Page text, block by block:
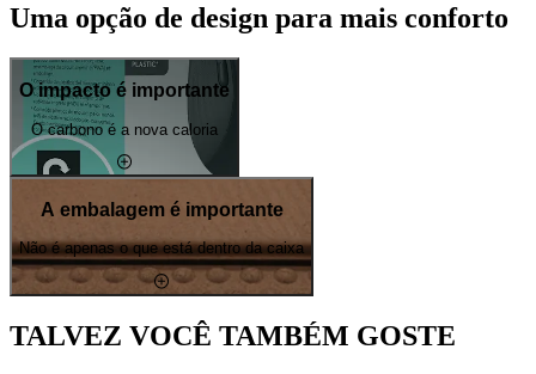
Uma opção de design para mais conforto
O impacto é importante
O carbono é a nova caloria
A embalagem é importante
Não é apenas o que está dentro da caixa
TALVEZ VOCÊ TAMBÉM GOSTE